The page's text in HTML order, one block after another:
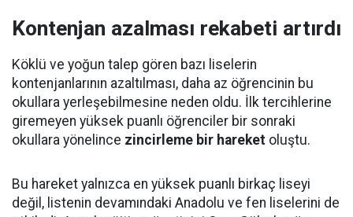
Kontenjan azalması rekabeti artırdı
Köklü ve yoğun talep gören bazı liselerin
kontenjanlarının azaltılması, daha az öğrencinin bu
okullara yerleşebilmesine neden oldu. İlk tercihlerine
giremeyen yüksek puanlı öğrenciler bir sonraki
okullara yönelince zincirleme bir hareket oluştu.
Bu hareket yalnızca en yüksek puanlı birkaç liseyi
değil, listenin devamındaki Anadolu ve fen liselerini de